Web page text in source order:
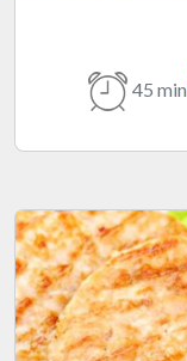
45 min